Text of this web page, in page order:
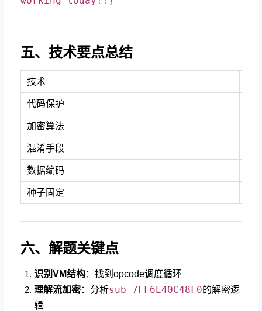
五、技术要点总结
技术
代码保护
加密算法
混淆手段
数据编码
种子固定
六、解题关键点
识别VM结构：找到opcode调度循环
理解流加密：分析sub_7FF6E40C48F0的解密逻
辑